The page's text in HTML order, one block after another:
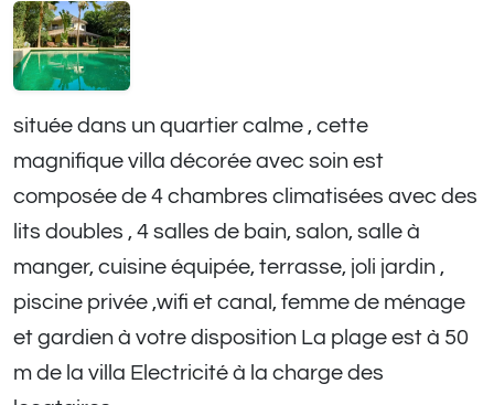
située dans un quartier calme , cette
magnifique villa décorée avec soin est
composée de 4 chambres climatisées avec des
lits doubles , 4 salles de bain, salon, salle à
manger, cuisine équipée, terrasse, joli jardin ,
piscine privée ,wifi et canal, femme de ménage
et gardien à votre disposition La plage est à 50
m de la villa Electricité à la charge des